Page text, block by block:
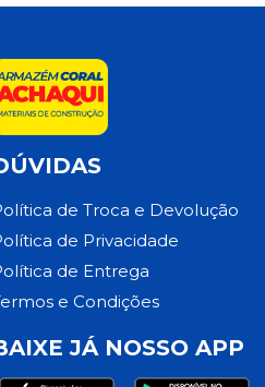
de Troca e Devolução
de Privacidade
de Entrega
e Condições
JÁ NOSSO APP